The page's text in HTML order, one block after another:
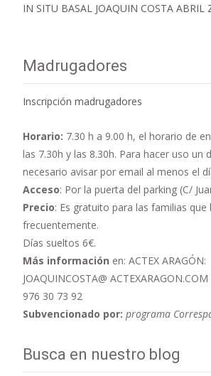
IN SITU BASAL JOAQUIN COSTA ABRIL
Madrugadores
Inscripción madrugadores
Horario: 7.30 h a 9.00 h, el horario de
las 7.30h y las 8.30h. Para hacer uso un
necesario avisar por email al menos el
Acceso: Por la puerta del parking (C/
Precio: Es gratuito para las familias que
frecuentemente.
Días sueltos 6€.
Más información en: ACTEX ARAGÓN:
JOAQUINCOSTA@ ACTEXARAGON.COM
976 30 73 92
Subvencionado por: programa
Busca en nuestro blog